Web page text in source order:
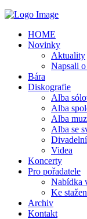
HOME
Novinky
Aktuality
Napsali o
Bára
Diskografie
Alba
Alba
Alba
Alba se
Videa
Koncerty
Pro pořadatele
Nabídka
Ke
Archiv
Kontakt